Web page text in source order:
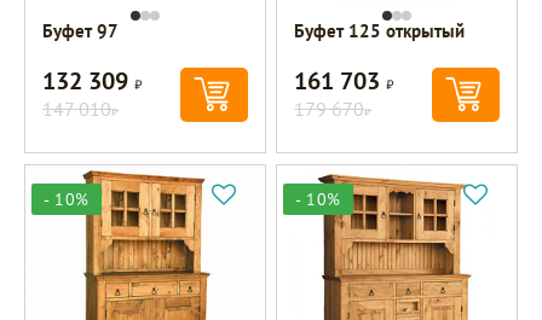
Буфет 97
132 309Р
147 010Р
Буфет 125 открытый
161 703Р
179 670Р
- 10% - 10%